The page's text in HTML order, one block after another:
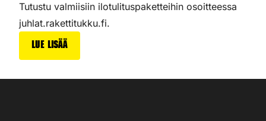
Tutustu valmiisiin ilotulituspaketteihin osoitteessa
juhlat.rakettitukku.fi.
Lue lisää